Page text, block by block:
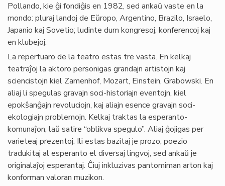
Pollando, kie ĝi fondiĝis en 1982, sed ankaŭ vaste en la
mondo: pluraj landoj de Eŭropo, Argentino, Brazilo, Israelo,
Japanio kaj Sovetio; ludinte dum kongresoj, konferencoj kaj
en klubejoj.
La repertuaro de la teatro estas tre vasta. En kelkaj
teatraĵoj la aktoro personigas grandajn artistojn kaj
sciencistojn kiel Zamenhof, Mozart, Einstein, Grabowski. En
aliaj li spegulas gravajn soci-historiajn eventojn, kiel
epokŝanĝajn revoluciojn, kaj aliajn esence gravajn soci-
ekologiajn problemojn. Kelkaj traktas la esperanto-
komunaĵon, laŭ satire “oblikva spegulo”. Aliaj ĝojigas per
varieteaj prezentoj. Ili estas bazitaj je prozo, poezio
tradukitaj al esperanto el diversaj lingvoj, sed ankaŭ je
originalaĵoj esperantaj. Ĉiuj inkluzivas pantomiman arton kaj
konforman valoran muzikon.